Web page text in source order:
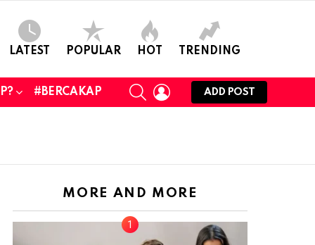
LATEST POPULAR HOT TRENDING
#BERCAKAP
SEARCHLOGIN
ADD POST
MORE AND MORE